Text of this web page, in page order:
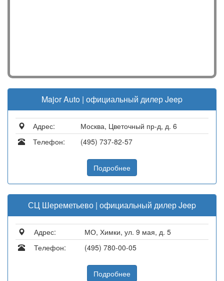
Major Auto | официальный дилер Jeep
Адрес:
Москва, Цветочный пр-д, д. 6
Телефон:
(495) 737-82-57
Подробнее
СЦ Шереметьево | официальный дилер Jeep
Адрес:
МО, Химки, ул. 9 мая, д. 5
Телефон:
(495) 780-00-05
Подробнее